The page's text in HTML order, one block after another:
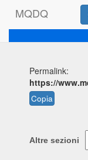
MQDQ
Permalink:
https://
Copia
Altre sezioni